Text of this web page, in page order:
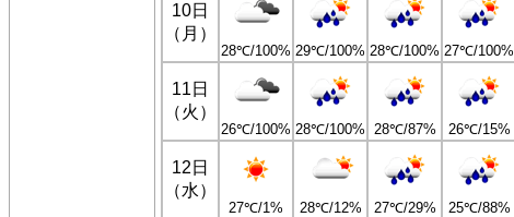
10日
（月）
28℃/100% 29℃/100% 28℃/100% 27℃/100%
11日
（火）
26℃/100% 28℃/100% 28℃/87% 26℃/15%
12日
（水）
27℃/1% 28℃/12% 27℃/29% 25℃/88%